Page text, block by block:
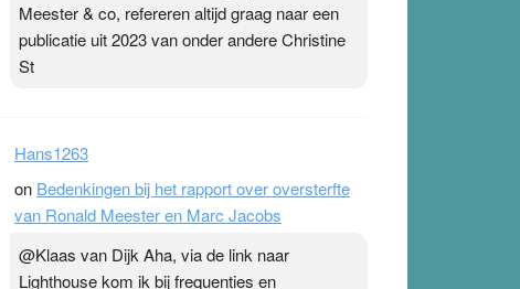
Meester & co, refereren altijd graag naar een
publicatie uit 2023 van onder andere Christine
St
Hans1263
on Bedenkingen bij het rapport over oversterfte
van Ronald Meester en Marc Jacobs
@Klaas van Dijk Aha, via de link naar
Lighthouse kom ik bij frequenties en